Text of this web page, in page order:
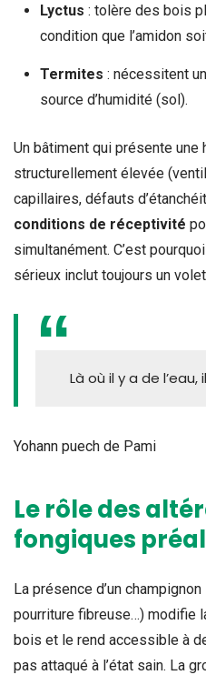
Lyctus : tolère des bois
condition que l’amidon
Termites : nécessitent
source d’humidité (sol).
Un bâtiment qui présente
structurellement élevée
capillaires, défauts
conditions de réceptivité
simultanément. C’est
sérieux inclut toujours un
Là où il y a de l’eau,
Yohann puech de Pami
Le rôle des
fongiques
La présence d’un
pourriture fibreuse…) modifie
bois et le rend accessible à
pas attaqué à l’état sain. La